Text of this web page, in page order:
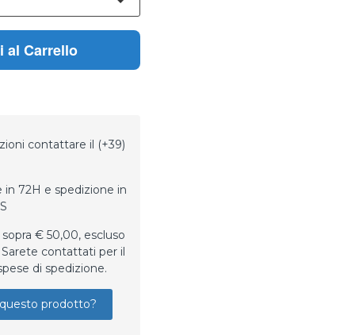
Carrello
contattare il (+39)
72H e spedizione in
€ 50,00, escluso
contattati per il
di spedizione.
prodotto?